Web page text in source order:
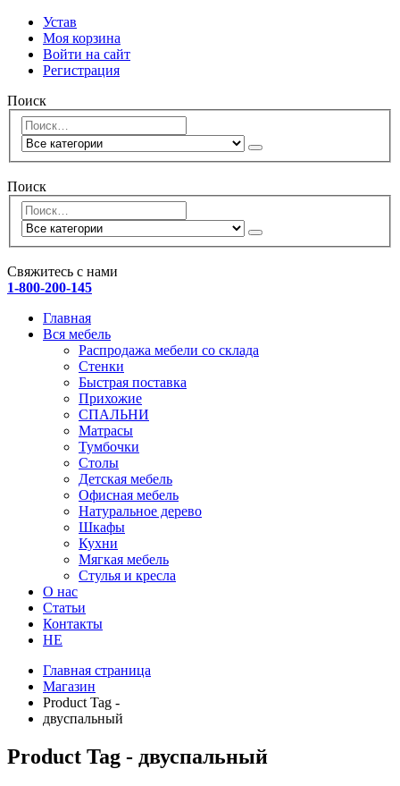
Устав
Моя корзина
Войти на сайт
Регистрация
Поиск
Поиск
Свяжитесь с нами
1-800-200-145
Главная
Вся мебель
Распродажа мебели со склада
Стенки
Быстрая поставка
Прихожие
СПАЛЬНИ
Матрасы
Тумбочки
Столы
Детская мебель
Офисная мебель
Натуральное дерево
Шкафы
Кухни
Мягкая мебель
Стулья и кресла
О нас
Статьи
Контакты
HE
Главная страница
Магазин
Product Tag -
двуспальный
Product Tag - двуспальный